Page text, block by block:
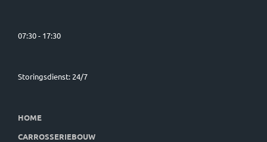
07:30 - 17:30
Storingsdienst: 24/7
HOME
CARROSSERIEBOUW